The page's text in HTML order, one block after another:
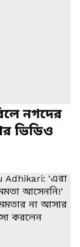
নগদের
ভিডিও